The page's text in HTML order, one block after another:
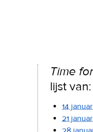
Time
lijst van:
14
21